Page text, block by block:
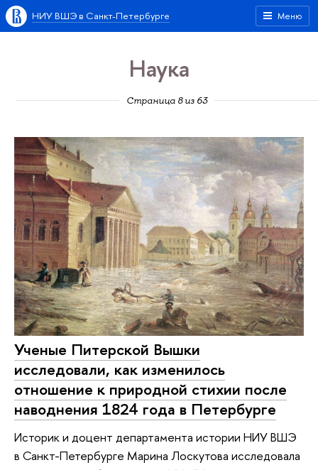
Меню
НИУ ВШЭ в Санкт-Петербурге
Наука
Страница 8 из 63
Ученые Питерской Вышки
исследовали, как изменилось
отношение к природной стихии после
наводнения 1824 года в Петербурге
Историк и доцент департамента истории НИУ ВШЭ
в Санкт-Петербурге Марина Лоскутова исследовала